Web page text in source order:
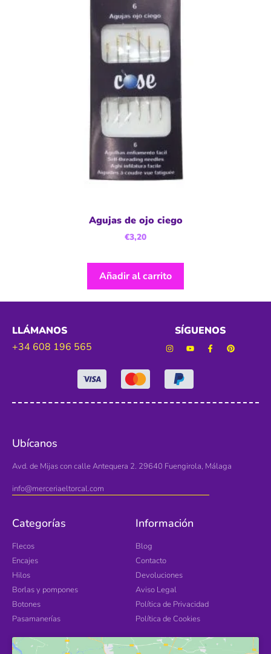
Agujas de ojo ciego
€3,20
Añadir al carrito
LLÁMANOS
+34 608 196 565
SÍGUENOS
Ubícanos
Avd. de Mijas con calle Antequera 2. 29640 Fuengirola, Málaga
info@merceriaeltorcal.com
Categorías
Flecos
Encajes
Hilos
Borlas y pompones
Botones
Pasamanerías
Información
Blog
Contacto
Devoluciones
Aviso Legal
Política de Privacidad
Política de Cookies